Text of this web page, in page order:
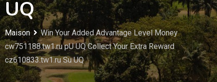
UQ
Maison
Win Your Added Advantage Level Money
cw751188.tw1.ru pU UQ Collect Your Extra Reward
cz610833.tw1.ru Su UQ